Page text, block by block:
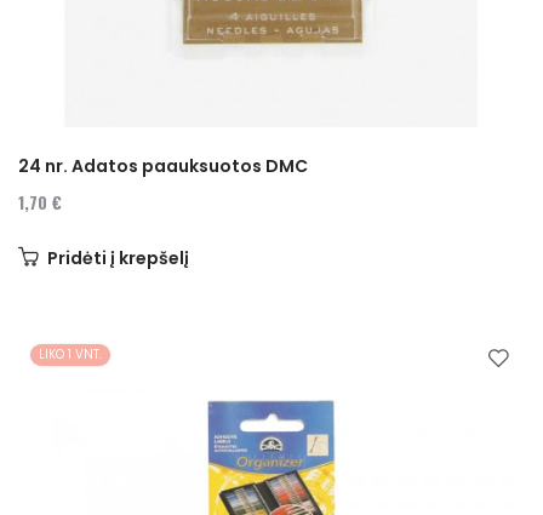
24 nr. Adatos paauksuotos DMC
1,70 €
Pridėti į krepšelį
LIKO 1 VNT.